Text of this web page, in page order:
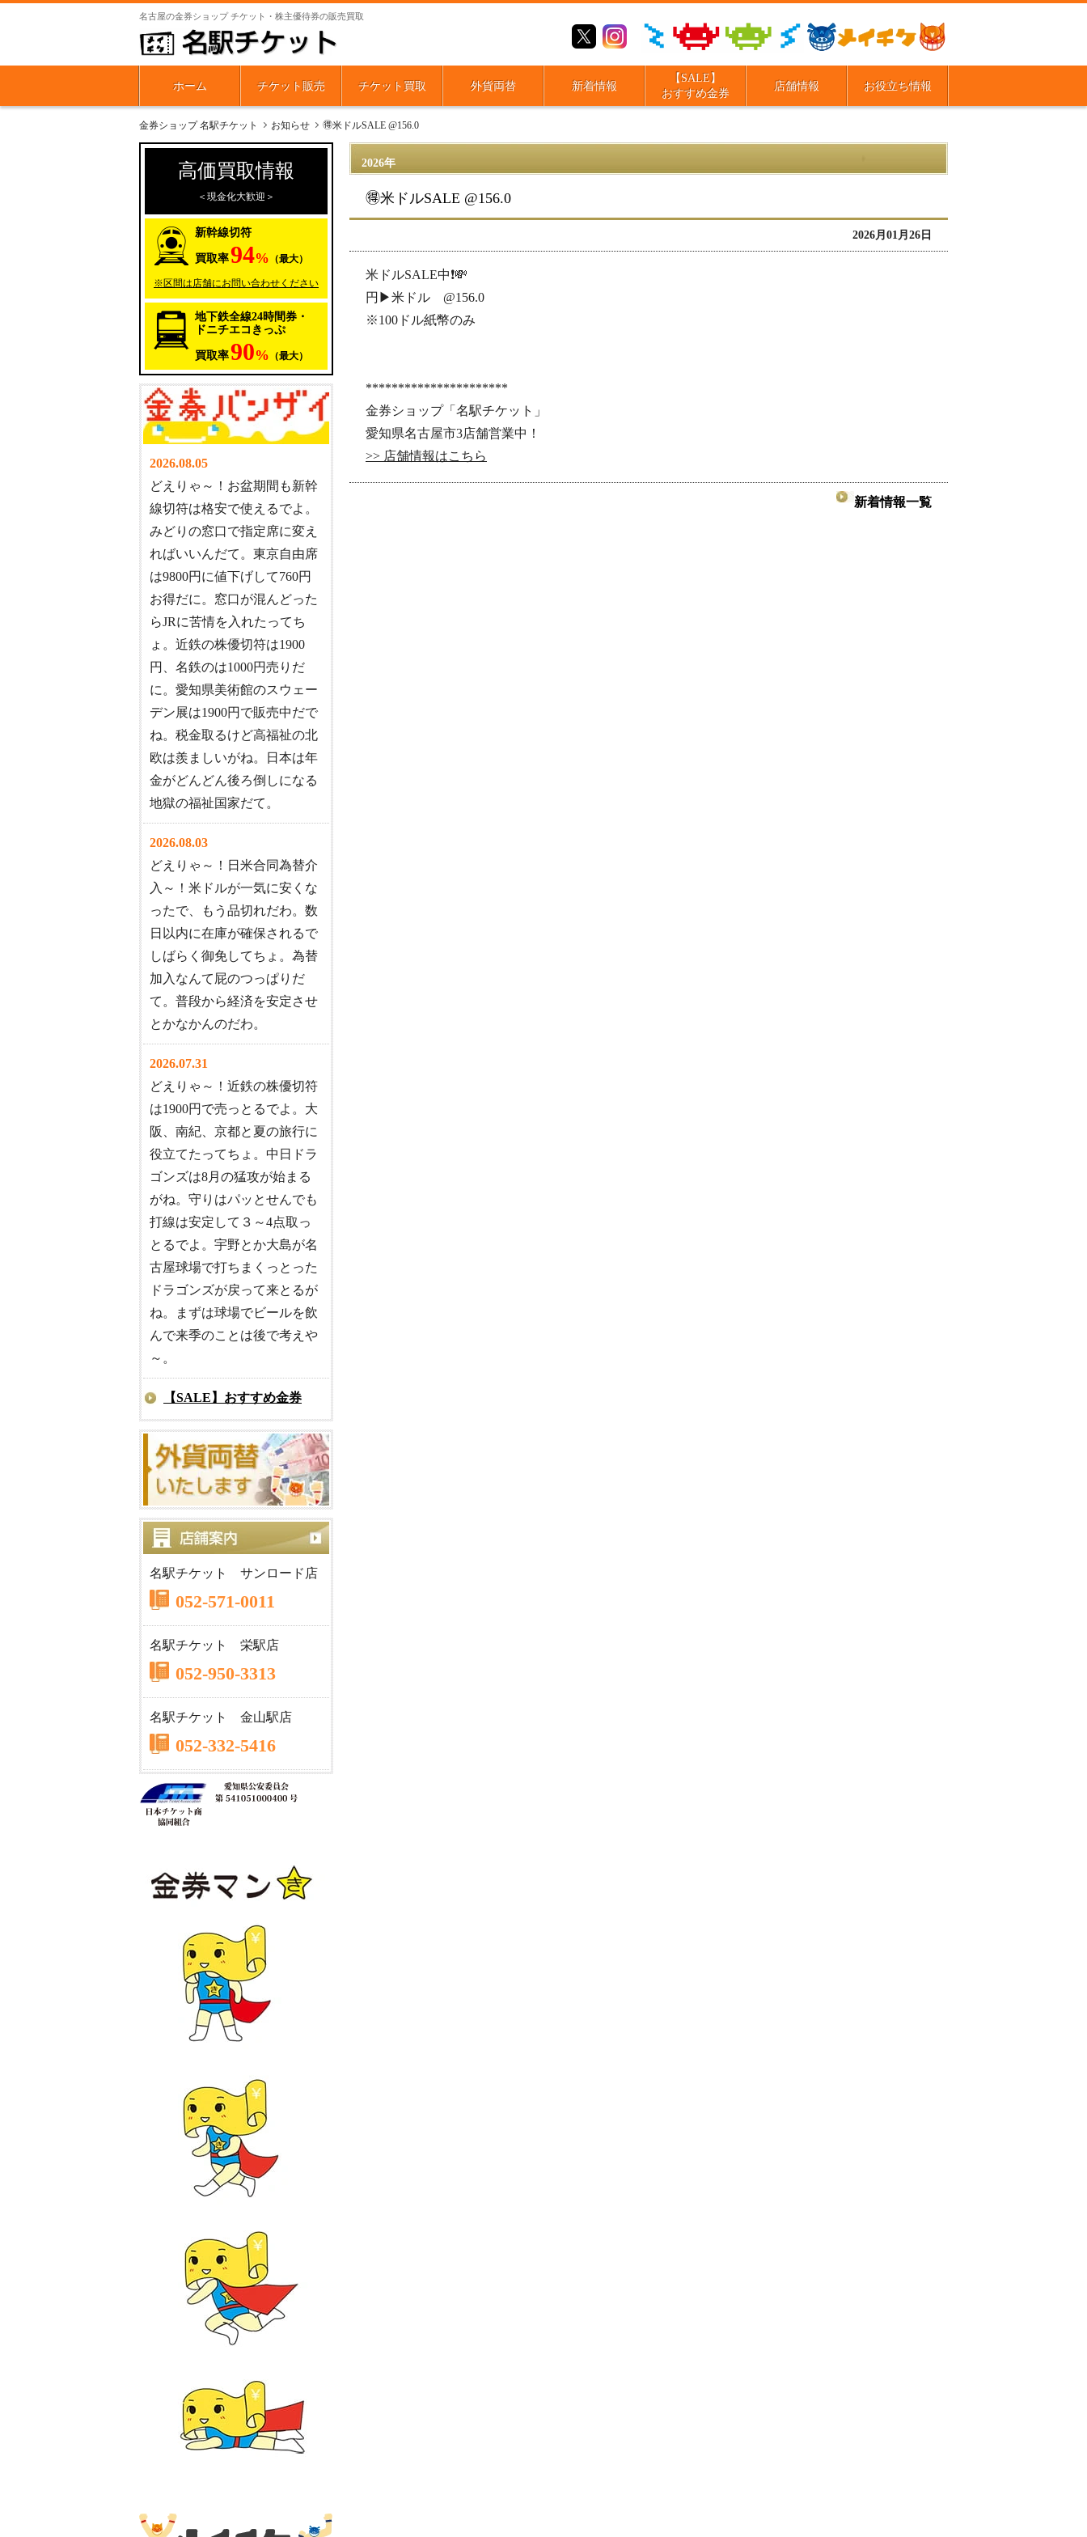
名古屋の金券ショップ チケット・株主優待券の販売買取
ホーム チケット販売 チケット買取 外貨両替 新着情報
【SALE】
おすすめ金券
店舗情報 お役立ち情報
金券ショップ 名駅チケット お知らせ 🉐米ドルSALE @156.0
2026年
🉐米ドルSALE @156.0
2026月01月26日
米ドルSALE中❗️💸
円▶︎米ドル @156.0
※100ドル紙幣のみ
**********************
金券ショップ「名駅チケット」
愛知県名古屋市3店舗営業中！
>> 店舗情報はこちら
新着情報一覧
高価買取情報
＜現金化大歓迎＞
新幹線切符
買取率94% （最大）
※区間は店舗にお問い合わせください
地下鉄全線24時間券・
ドニチエコきっぷ
買取率90% （最大）
2026.08.05
どえりゃ～！お盆期間も新幹
線切符は格安で使えるでよ。
みどりの窓口で指定席に変え
ればいいんだて。東京自由席
は9800円に値下げして760円
お得だに。窓口が混んどった
らJRに苦情を入れたってち
ょ。近鉄の株優切符は1900
円、名鉄のは1000円売りだ
に。愛知県美術館のスウェー
デン展は1900円で販売中だで
ね。税金取るけど高福祉の北
欧は羨ましいがね。日本は年
金がどんどん後ろ倒しになる
地獄の福祉国家だて。
2026.08.03
どえりゃ～！日米合同為替介
入～！米ドルが一気に安くな
ったで、もう品切れだわ。数
日以内に在庫が確保されるで
しばらく御免してちょ。為替
加入なんて屁のつっぱりだ
て。普段から経済を安定させ
とかなかんのだわ。
2026.07.31
どえりゃ～！近鉄の株優切符
は1900円で売っとるでよ。大
阪、南紀、京都と夏の旅行に
役立てたってちょ。中日ドラ
ゴンズは8月の猛攻が始まる
がね。守りはパッとせんでも
打線は安定して３～4点取っ
とるでよ。宇野とか大島が名
古屋球場で打ちまくっとった
ドラゴンズが戻って来とるが
ね。まずは球場でビールを飲
んで来季のことは後で考えや
～。
【SALE】おすすめ金券
名駅チケット サンロード店
052-571-0011
名駅チケット 栄駅店
052-950-3313
名駅チケット 金山駅店
052-332-5416